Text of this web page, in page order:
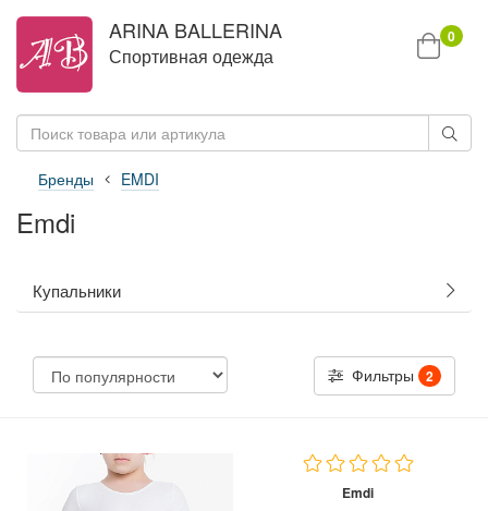
ARINA BALLERINA
Спортивная одежда
0
Бренды EMDI
Emdi
Купальники
Фильтры 2
Emdi